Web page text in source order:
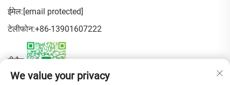
ईमेल:[email protected]
टेलीफोन:+86-13901607222
वीचैट:
We value your privacy